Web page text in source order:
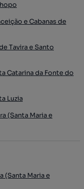
e Cabanas de
Tavira e Santo
Catarina da Fonte do
Luzia
(Santa Maria e
(Santa Maria e